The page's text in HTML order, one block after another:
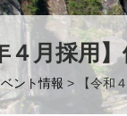
４月採用
ント情報 > 【令和